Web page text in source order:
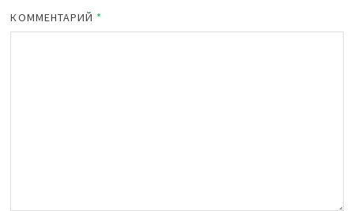
КОММЕНТАРИЙ *